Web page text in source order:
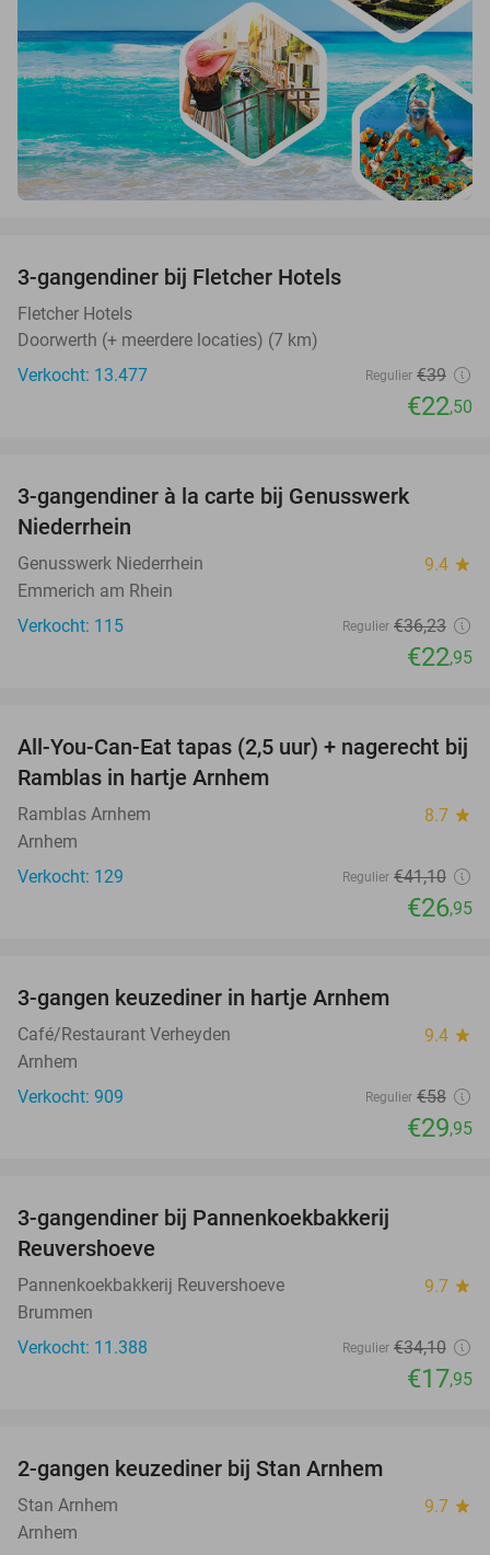
3-gangendiner bij Fletcher Hotels
Fletcher Hotels
Doorwerth (+ meerdere locaties) (7 km)
Verkocht: 13.477
Regulier €39
€22,50
3-gangendiner à la carte bij Genusswerk
Niederrhein
Genusswerk Niederrhein 9.4 star
Emmerich am Rhein
Verkocht: 115
Regulier €36,23
€22,95
34%
All-You-Can-Eat tapas (2,5 uur) + nagerecht bij
Ramblas in hartje Arnhem
Ramblas Arnhem 8.7 star
Arnhem
Verkocht: 129
Regulier €41,10
€26,95
3-gangen keuzediner in hartje Arnhem
Café/Restaurant Verheyden 9.4 star
Arnhem
Verkocht: 909
Regulier €58
€29,95
3-gangendiner bij Pannenkoekbakkerij
Reuvershoeve
Pannenkoekbakkerij Reuvershoeve 9.7 star
Brummen
Verkocht: 11.388
Regulier €34,10
€17,95
2-gangen keuzediner bij Stan Arnhem
Stan Arnhem 9.7 star
Arnhem